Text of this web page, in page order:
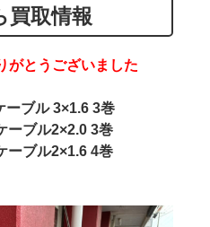
買取情報
がとうございました
ーブル 3×1.6 3巻
ーブル2×2.0 3巻
ーブル2×1.6 4巻